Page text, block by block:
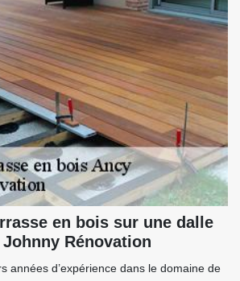
en bois sur une dalle
Rénovation
années d’expérience dans le domaine de